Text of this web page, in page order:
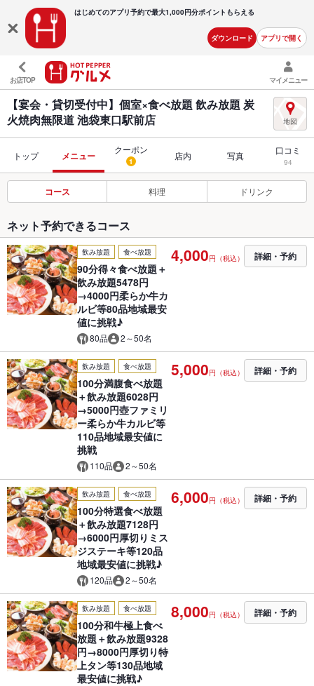
はじめてのアプリ予約で最大1,000円分ポイントもらえる
ダウンロード アプリで開く
お店TOP マイメニュー
【宴会・貸切受付中】個室×食べ放題 飲み放題 炭
火焼肉無限道 池袋東口駅前店
トップ メニュー
クーポン
1 店内 写真 口コミ
94
コース 料理 ドリンク
ネット予約できるコース
飲み放題 食べ放題
90分得々食べ放題＋
飲み放題5478円
→4000円柔らか牛カ
ルビ等80品地域最安
値に挑戦♪
80品 2～50名
4,000円（税込） 詳細・予約
飲み放題 食べ放題
100分満腹食べ放題
＋飲み放題6028円
→5000円壺ファミリ
ー柔らか牛カルビ等
110品地域最安値に
挑戦
110品 2～50名
5,000円（税込） 詳細・予約
飲み放題 食べ放題
100分特選食べ放題
＋飲み放題7128円
→6000円厚切りミス
ジステーキ等120品
地域最安値に挑戦♪
120品 2～50名
6,000円（税込） 詳細・予約
飲み放題 食べ放題
100分和牛極上食べ
放題＋飲み放題9328
円→8000円厚切り特
上タン等130品地域
最安値に挑戦♪
8,000円（税込） 詳細・予約